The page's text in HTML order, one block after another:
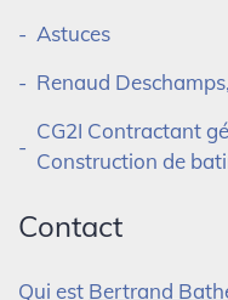
Astuces
Renaud
CG2I Contractant
Construction de
Contact
Qui est Bertrand